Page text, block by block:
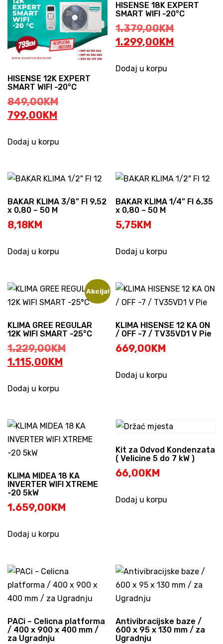
HISENSE 12K EXPERT
SMART WIFI -20°C
849,00KMOriginal
849,00KM.
799,00KM
is:
Dodaj u korpu
HISENSE 18K EXPERT
SMART WIFI -20°C
1.379,00KMOriginal
1.299,00KM
Dodaj u korpu
BAKAR KLIMA 3/8” FI 9,52
x 0,80 – 50 M
8,18KM
Dodaj u korpu
BAKAR KLIMA 1/4” FI 6,35
x 0,80 – 50 M
5,75KM
Dodaj u korpu
Akcija!
KLIMA GREE REGULAR
12K WIFI SMART -25°C
1.229,00KMOriginal
1.115,00KM
Dodaj u korpu
KLIMA HISENSE 12 KA ON
/ OFF -7 / TV35VD1 V Pie
669,00KM
Dodaj u korpu
KLIMA MIDEA 18 KA
INVERTER WIFI XTREME
-20 5kW
1.659,00KM
Dodaj u korpu
Kit za Odvod Kondenzata
( Velicine 5 do 7 kW )
66,00KM
Dodaj u korpu
PACi – Celicna platforma
/ 400 x 900 x 400 mm /
za Ugradnju
Antivibracijske baze /
600 x 95 x 130 mm / za
Ugradnju